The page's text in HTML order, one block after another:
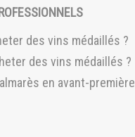
des vins médaillés ?
des vins médaillés ?
en avant-première